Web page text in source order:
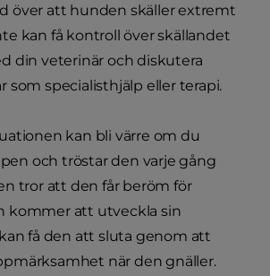
över att hunden skäller extremt
kan få kontroll över skällandet
din veterinär och diskutera
som specialisthjälp eller terapi.
kan bli värre om du
och tröstar den varje gång
tror att den får beröm för
kommer att utveckla sin
få den att sluta genom att
när den gnäller.